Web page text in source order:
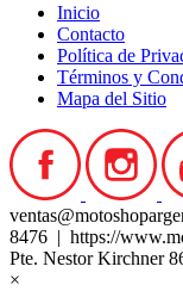
Inicio
Contacto
Política de
Términos y
Mapa del Sitio
8476 | https://
Pte. Nestor Kirchner
×